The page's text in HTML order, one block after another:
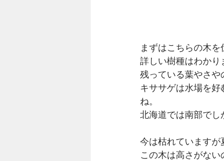
まずはこちらの木を
詳しい樹種はわかり
残っている葉やさや
キササゲは水場を
ね。
北海道では南部でし
今は枯れていますが
この木は高さがない